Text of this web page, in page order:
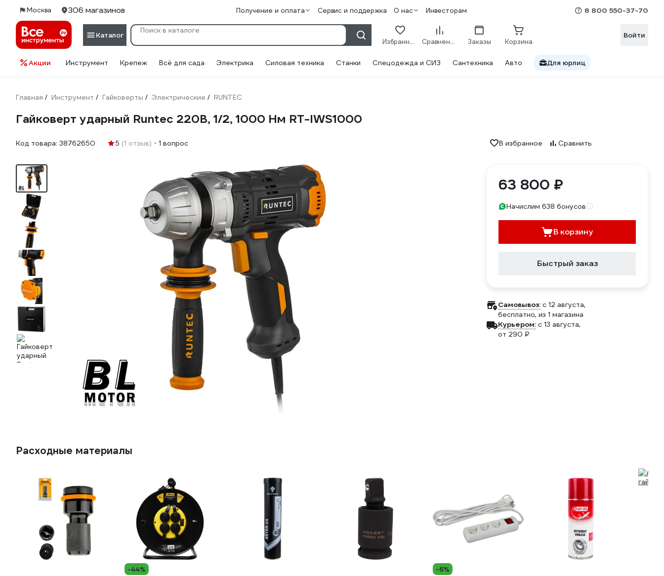
Москва 306 магазинов Получение и оплата Сервис и поддержка О нас Инвесторам 8 800 550-37-70
Каталог
Избранное Сравнение Заказы Корзина
Войти
Акции Инструмент Крепеж Всё для сада Электрика Силовая техника Станки Спецодежда и СИЗ Сантехника Авто Для юрлиц
Главная / Инструмент / Гайковерты / Электрические / RUNTEC
Гайковерт ударный Runtec 220В, 1/2, 1000 Нм RT-IWS1000
Код товара: 38762650 5 (1 отзыв) 1 вопрос В избранное Сравнить
63 800 ₽
Начислим 638 бонусов
В корзину
Быстрый заказ
Самовывоз: c 12 августа,
бесплатно, из 1 магазина
Курьером: c 13 августа,
от 290 ₽
Расходные материалы
-44% -6%